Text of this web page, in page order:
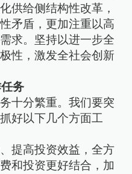
供给侧结构性改革，
矛盾，更加注重以高
求。坚持以进一步全
性，激发全社会创新
务
十分繁重。我们要突
好以下几个方面工
提高投资效益，全方
和投资更好结合，加